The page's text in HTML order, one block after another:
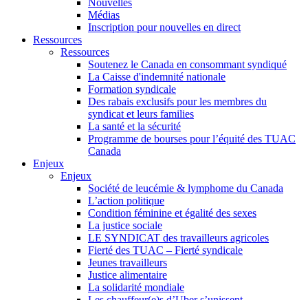
Nouvelles
Médias
Inscription pour nouvelles en direct
Ressources
Ressources
Soutenez le Canada en consommant syndiqué
La Caisse d'indemnité nationale
Formation syndicale
Des rabais exclusifs pour les membres du
syndicat et leurs families
La santé et la sécurité
Programme de bourses pour l’équité des TUAC
Canada
Enjeux
Enjeux
Société de leucémie & lymphome du Canada
L’action politique
Condition féminine et égalité des sexes
La justice sociale
LE SYNDICAT des travailleurs agricoles
Fierté des TUAC – Fierté syndicale
Jeunes travailleurs
Justice alimentaire
La solidarité mondiale